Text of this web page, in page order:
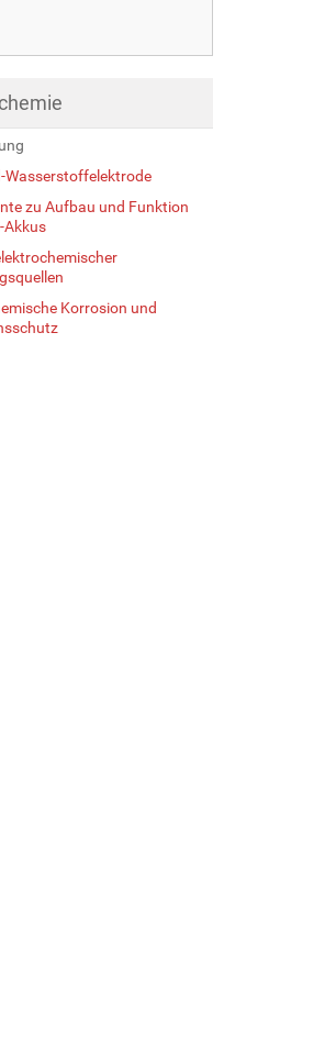
Wasserstoffelektrode
zu Aufbau und Funktion
Akkus
Korrosion und